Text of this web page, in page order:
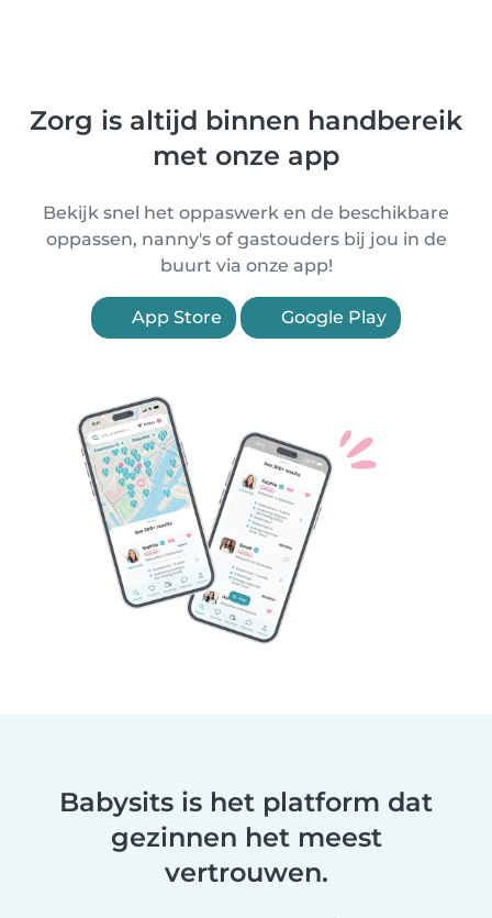
Zorg is altijd binnen handbereik
met onze app
Bekijk snel het oppaswerk en de beschikbare
oppassen, nanny's of gastouders bij jou in de
buurt via onze app!
App Store Google Play
Babysits is het platform dat
gezinnen het meest
vertrouwen.